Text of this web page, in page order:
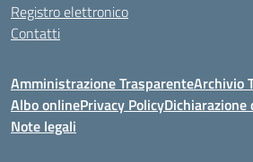
Registro elettronico
Contatti
Amministrazione TrasparenteArchivio
Albo onlinePrivacy Policy
Note legali